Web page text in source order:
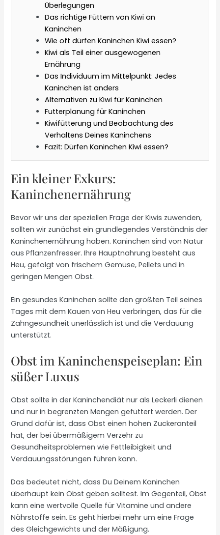
Überlegungen
Das richtige Füttern von Kiwi an
Kaninchen
Wie oft dürfen Kaninchen Kiwi essen?
Kiwi als Teil einer ausgewogenen
Ernährung
Das Individuum im Mittelpunkt: Jedes
Kaninchen ist anders
Alternativen zu Kiwi für Kaninchen
Futterplanung für Kaninchen
Kiwifütterung und Beobachtung des
Verhaltens Deines Kaninchens
Fazit: Dürfen Kaninchen Kiwi essen?
Ein kleiner Exkurs:
Kaninchenernährung
Bevor wir uns der speziellen Frage der Kiwis zuwenden,
sollten wir zunächst ein grundlegendes Verständnis der
Kaninchenernährung haben. Kaninchen sind von Natur
aus Pflanzenfresser. Ihre Hauptnahrung besteht aus
Heu, gefolgt von frischem Gemüse, Pellets und in
geringen Mengen Obst.
Ein gesundes Kaninchen sollte den größten Teil seines
Tages mit dem Kauen von Heu verbringen, das für die
Zahngesundheit unerlässlich ist und die Verdauung
unterstützt.
Obst im Kaninchenspeiseplan: Ein
süßer Luxus
Obst sollte in der Kaninchendiät nur als Leckerli dienen
und nur in begrenzten Mengen gefüttert werden. Der
Grund dafür ist, dass Obst einen hohen Zuckeranteil
hat, der bei übermäßigem Verzehr zu
Gesundheitsproblemen wie Fettleibigkeit und
Verdauungsstörungen führen kann.
Das bedeutet nicht, dass Du Deinem Kaninchen
überhaupt kein Obst geben solltest. Im Gegenteil, Obst
kann eine wertvolle Quelle für Vitamine und andere
Nährstoffe sein. Es geht hierbei mehr um eine Frage
des Gleichgewichts und der Mäßigung.